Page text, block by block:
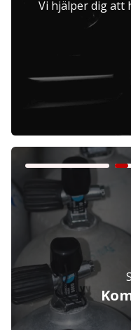
Företag
Privatperson
Vi hjälper dig att